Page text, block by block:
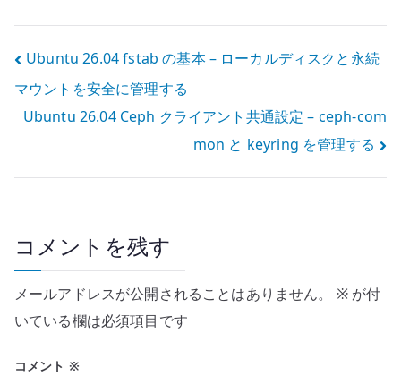
前解決を確認す
port publish の
投
稿
ナ
ビ
ー
シ
ョ
ン
Ubuntu 26.04 fstab の基本 – ローカルディスクと永続
マウントを安全に管理する
Ubuntu 26.04 Ceph クライアント共通設定 – ceph-com
mon と keyring を管理する
コメントを残す
メールアドレスが公開されることはありません。 ※が付
いている欄は必須項目です
コメント ※